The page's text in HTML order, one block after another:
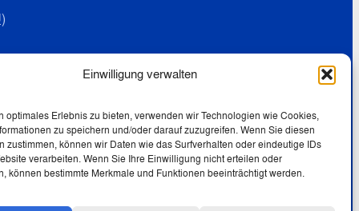
Einwilligung verwalten
optimales Erlebnis zu bieten, verwenden wir Technologien wie Cookies,
zu speichern und/oder darauf zuzugreifen. Wenn Sie diesen
zustimmen, können wir Daten wie das Surfverhalten oder eindeutige IDs
verarbeiten. Wenn Sie Ihre Einwilligung nicht erteilen oder
können bestimmte Merkmale und Funktionen beeinträchtigt werden.